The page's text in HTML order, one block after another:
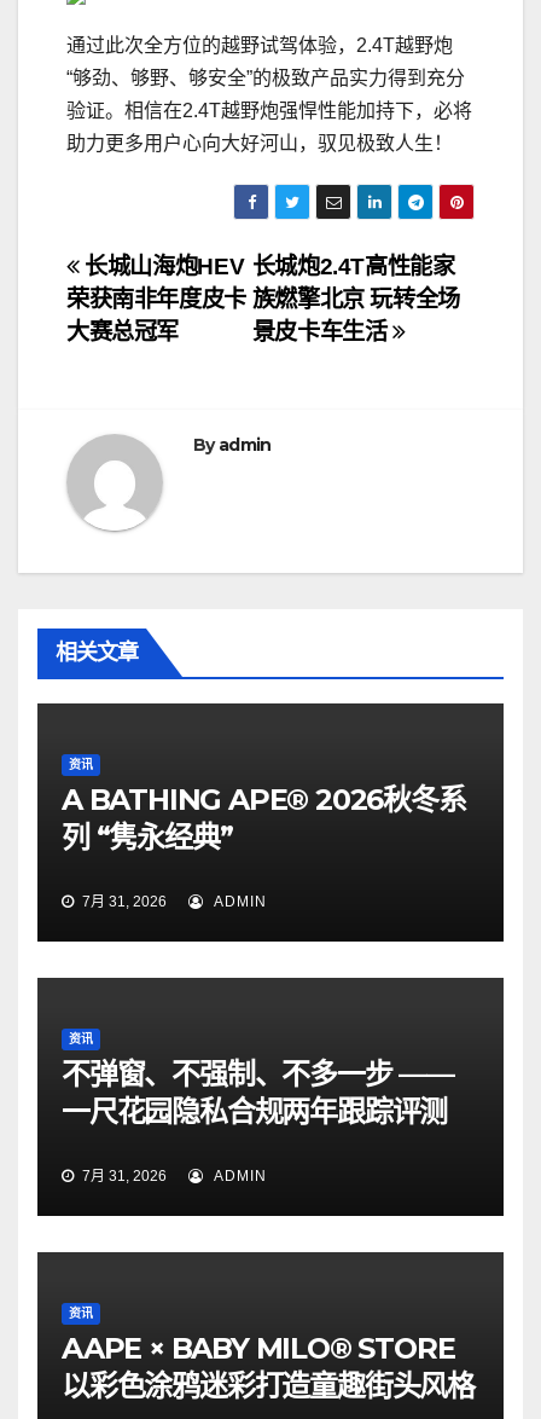
通过此次全方位的越野试驾体验，2.4T越野炮
“够劲、够野、够安全”的极致产品实力得到充分
验证。相信在2.4T越野炮强悍性能加持下，必将
助力更多用户心向大好河山，驭见极致人生！
文
章
航
长城炮2.4T高性能家
族燃擎北京 玩转全场
景皮卡车生活
长城山海炮HEV
荣获南非年度皮卡
大赛总冠军
Byadmin
相关文章
资讯
A BATHING APE® 2026秋冬系
列 “隽永经典”
7月 31, 2026 ADMIN
资讯
不弹窗、不强制、不多一步 ——
一尺花园隐私合规两年跟踪评测
7月 31, 2026 ADMIN
资讯
AAPE × BABY MILO® STORE
以彩色涂鸦迷彩打造童趣街头风格